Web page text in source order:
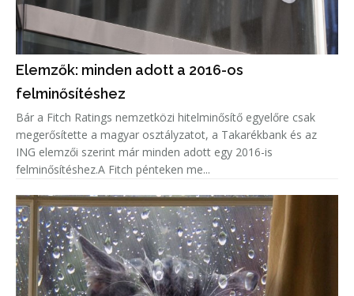
Elemzők: minden adott a 2016-os
felminősítéshez
Bár a Fitch Ratings nemzetközi hitelminősítő egyelőre csak
megerősítette a magyar osztályzatot, a Takarékbank és az
ING elemzői szerint már minden adott egy 2016-is
felminősítéshez.A Fitch pénteken me...